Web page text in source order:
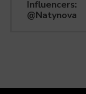
Influencers:
@Natynova